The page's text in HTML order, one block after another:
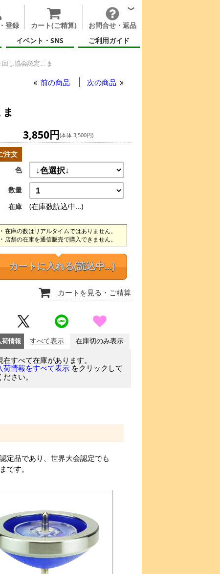
登録 カート(ご精算)
お問合せ・返品
イベント・SNS ご利用ガイド
し協会認定こま
前の商品 次の商品
3,850円(本体 3,500円)
注文
色
数量
在庫
(在庫数読込中...)
在庫の数はリアルタイムではありません。
店舗の在庫を通信販売で購入できません。
カートに入れる(読込中...)
カートを見る ・ご精算
荷情報 すべて表示 在庫切のみ表示
在すべて在庫があります。
荷情報をすべて表示 をクリックして
ださい。
定品であり、世界大会認定でも
です。